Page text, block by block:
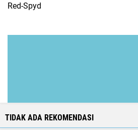
Red-Spyd
TIDAK ADA REKOMENDASI